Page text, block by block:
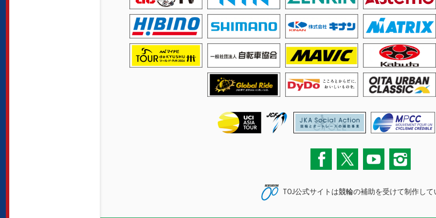
TOJ公式サイトは競輪の補助を受けて制作して